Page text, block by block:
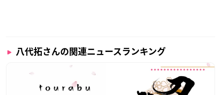
八代拓さんの関連ニュースランキング